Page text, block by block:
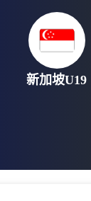
新加坡U19